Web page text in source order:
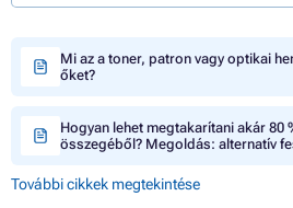
Mi az a toner, patron vagy optikai
őket?
Hogyan lehet megtakarítani akár 80
összegéből? Megoldás: alternatív
További cikkek megtekintése